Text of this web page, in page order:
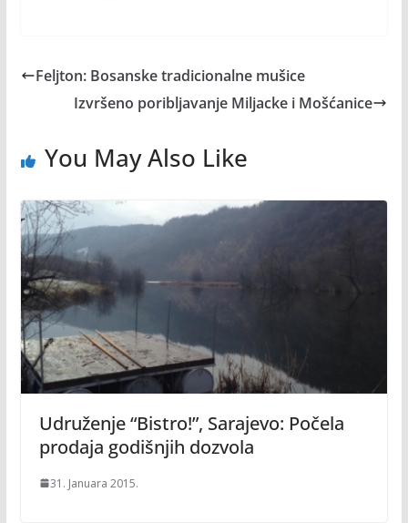
Feljton: Bosanske tradicionalne mušice
Izvršeno poribljavanje Miljacke i Mošćanice
You May Also Like
Udruženje “Bistro!”, Sarajevo: Počela
prodaja godišnjih dozvola
31. Januara 2015.